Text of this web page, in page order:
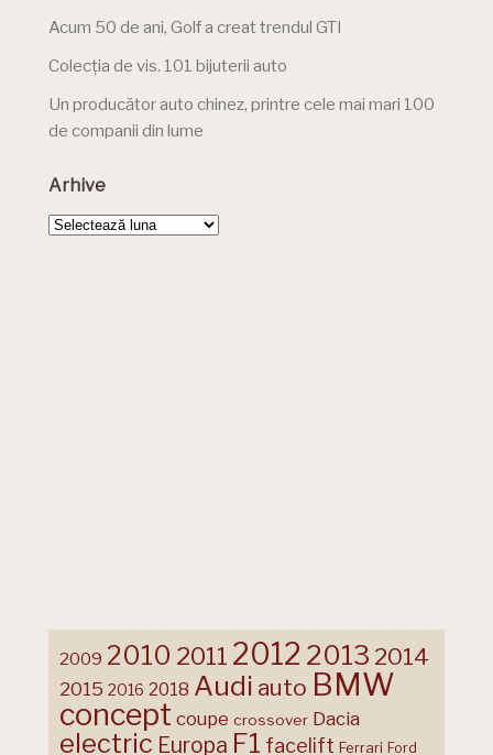
Acum 50 de ani, Golf a creat trendul GTI
Colecția de vis. 101 bijuterii auto
Un producător auto chinez, printre cele mai mari 100
de companii din lume
Arhive
Arhive
2009 2010 2011 2012 2013 2014
2015 2016 2018 Audi auto BMW
concept coupe crossover Dacia
electric Europa F1 facelift Ferrari Ford